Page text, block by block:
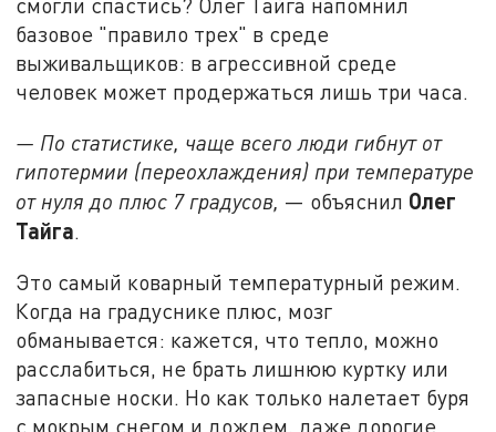
смогли спастись? Олег Тайга напомнил
базовое "правило трех" в среде
выживальщиков: в агрессивной среде
человек может продержаться лишь три часа.
— По статистике, чаще всего люди гибнут от
гипотермии (переохлаждения) при температуре
от нуля до плюс 7 градусов, — объяснил Олег
Тайга.
Это самый коварный температурный режим.
Когда на градуснике плюс, мозг
обманывается: кажется, что тепло, можно
расслабиться, не брать лишнюю куртку или
запасные носки. Но как только налетает буря
с мокрым снегом и дождем, даже дорогие